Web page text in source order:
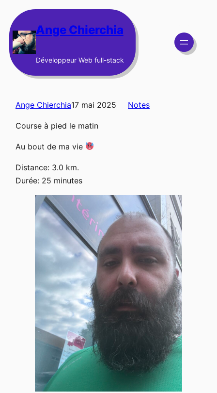
au
contenu Ange Chierchia
Développeur Web full-stack
Ange Chierchia17 mai 2025 Notes
Course à pied le matin
Au bout de ma vie
Distance: 3.0 km.
Durée: 25 minutes